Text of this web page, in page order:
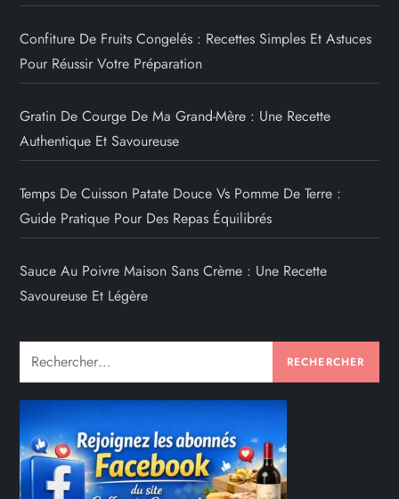
Confiture De Fruits Congelés : Recettes Simples Et Astuces
Pour Réussir Votre Préparation
Gratin De Courge De Ma Grand-Mère : Une Recette
Authentique Et Savoureuse
Temps De Cuisson Patate Douce Vs Pomme De Terre :
Guide Pratique Pour Des Repas Équilibrés
Sauce Au Poivre Maison Sans Crème : Une Recette
Savoureuse Et Légère
Rechercher :